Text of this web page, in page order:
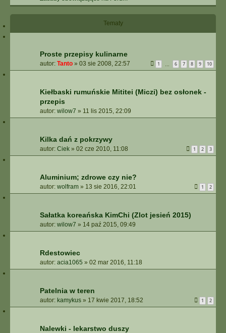
Tematy
Proste przepisy kulinarne
autor: Tanto » 03 sie 2008, 22:57 1 6 7 8 9 10
Kiełbaski rumuńskie Mititei (Miczi) bez osłonek -
przepis
autor: wilow7 » 11 lis 2015, 22:09
Kilka dań z pokrzywy
autor: Ciek » 02 cze 2010, 11:08 1 2 3
Aluminium; zdrowe czy nie?
autor: wolfram » 13 sie 2016, 22:01 1 2
Sałatka koreańska KimChi (Zlot jesień 2015)
autor: wilow7 » 14 paź 2015, 09:49
Rdestowiec
autor: acia1065 » 02 mar 2016, 11:18
Patelnia w teren
autor: kamykus » 17 kwie 2017, 18:52 1 2
Nalewki - lekarstwo duszy